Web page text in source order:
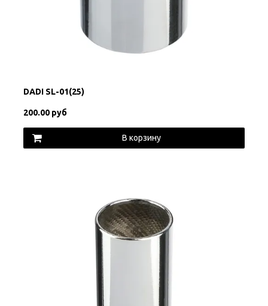
DADI SL-01(25)
200.00 руб
В корзину